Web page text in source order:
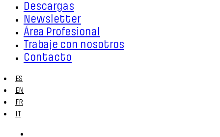
Descargas
Newsletter
Área Profesional
Trabaje con nosotros
Contacto
ES
EN
FR
IT